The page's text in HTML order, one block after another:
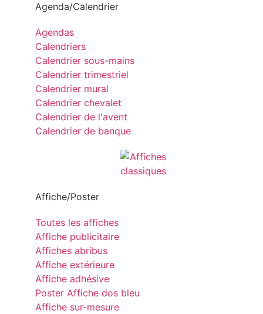
Agenda/Calendrier
Agendas
Calendriers
Calendrier sous-mains
Calendrier trimestriel
Calendrier mural
Calendrier chevalet
Calendrier de l'avent
Calendrier de banque
Affiche/Poster
Toutes les affiches
Affiche publicitaire
Affiches abribus
Affiche extérieure
Affiche adhésive
Poster Affiche dos bleu
Affiche sur-mesure